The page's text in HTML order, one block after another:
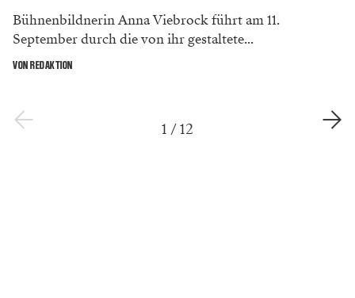
Bühnenbildnerin Anna Viebrock führt am 11.
September durch die von ihr gestaltete...
VON REDAKTION
1 /12